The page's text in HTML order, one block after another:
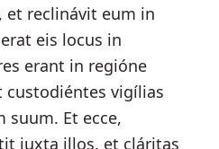
et reclinávit eum in
eis locus in
erant in regióne
custodiéntes vigílias
suum. Et ecce,
iuxta illos, et cláritas